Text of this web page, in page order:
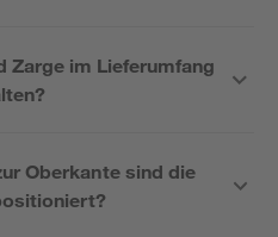
Zarge im Lieferumfang
Oberkante sind die